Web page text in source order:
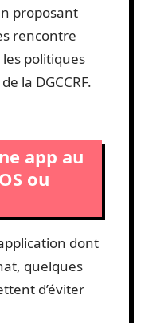
proposant
rencontre
politiques
la DGCCRF.
app au
ou
dont
quelques
d’éviter